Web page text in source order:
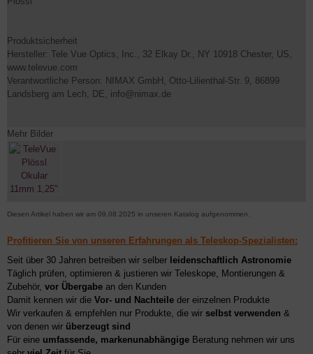
Produktsicherheit
Hersteller: Tele Vue Optics, Inc., 32 Elkay Dr., NY 10918 Chester, US,
www.televue.com
Verantwortliche Person: NIMAX GmbH, Otto-Lilienthal-Str. 9, 86899
Landsberg am Lech, DE, info@nimax.de
Mehr Bilder
Diesen Artikel haben wir am 09.08.2025 in unseren Katalog aufgenommen.
Profitieren Sie von unseren Erfahrungen als Teleskop-Spezialisten:
Seit über 30 Jahren betreiben wir selber leidenschaftlich Astronomie
Täglich prüfen, optimieren & justieren wir Teleskope, Montierungen &
Zubehör, vor Übergabe an den Kunden
Damit kennen wir die Vor- und Nachteile der einzelnen Produkte
Wir verkaufen & empfehlen nur Produkte, die wir selbst verwenden &
von denen wir überzeugt sind
Für eine umfassende, markenunabhängige Beratung nehmen wir uns